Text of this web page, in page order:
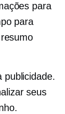
para
para
publicidade.
seus